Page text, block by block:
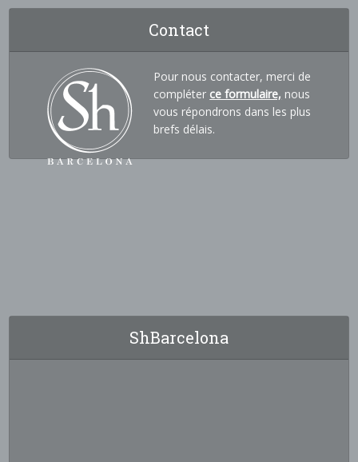
Contact
Pour nous contacter, merci de
compléter ce formulaire, nous
vous répondrons dans les plus
brefs délais.
ShBarcelona